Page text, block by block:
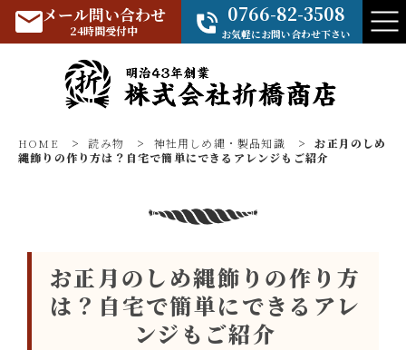
メール問い合わせ
24時間受付中
0766-82-3508
お気軽にお問い合わせ下さい
HOME > 読み物 > 神社用しめ縄・製品知識 >
お正月のしめ
縄飾りの作り方は？自宅で簡単にできるアレンジもご紹介
お正月のしめ縄飾りの作り方
は？自宅で簡単にできるアレ
ンジもご紹介